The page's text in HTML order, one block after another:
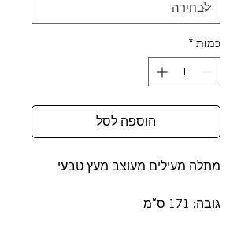
כמות *
הוספה לסל
מתלה מעילים מעוצב מעץ טבעי
גובה: 171 ס"מ